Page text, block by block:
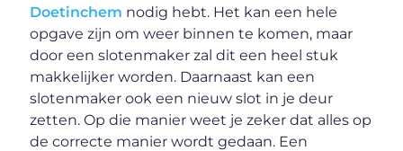
Doetinchem nodig hebt. Het kan een hele
opgave zijn om weer binnen te komen, maar
door een slotenmaker zal dit een heel stuk
makkelijker worden. Daarnaast kan een
slotenmaker ook een nieuw slot in je deur
zetten. Op die manier weet je zeker dat alles op
de correcte manier wordt gedaan. Een